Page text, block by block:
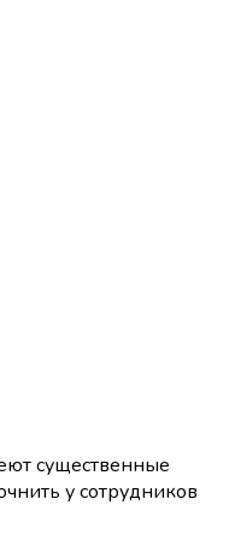
существенные
у сотрудников